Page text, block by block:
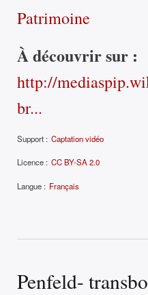
Patrimoine
À découvrir sur :
http://
br...
Support : Captation vidéo
Licence : CC BY-SA 2.0
Langue : Français
Penfeld-